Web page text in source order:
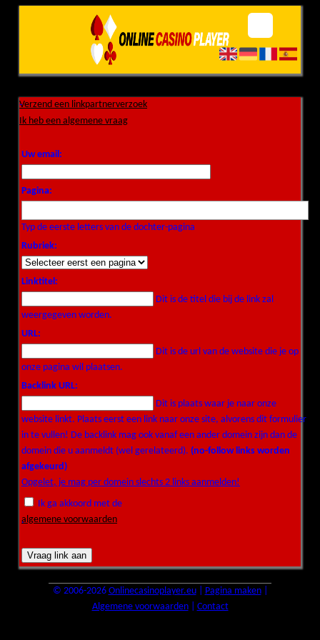
Verzend een linkpartnerverzoek
-
Ik heb een algemene vraag
Uw email:
Pagina:
Typ de eerste letters van de dochter-pagina
Rubriek:
Linktitel:
Dit is de titel die bij de link zal
weergegeven worden.
URL:
Dit is de url van de website die je op
onze pagina wil plaatsen.
Backlink URL:
Dit is plaats waar je naar onze
website linkt. Plaats eerst een link naar onze site, alvorens dit formulier
in te vullen! De backlink mag ook vanaf een ander domein zijn dan de
domein die u aanmeldt (wel gerelateerd).(no-follow links worden
afgekeurd)
Opgelet, je mag per domein slechts 2 links aanmelden!
Ik ga akkoord met de
algemene voorwaarden
.
© 2006-2026 Onlinecasinoplayer.eu| Pagina maken|
Algemene voorwaarden| Contact